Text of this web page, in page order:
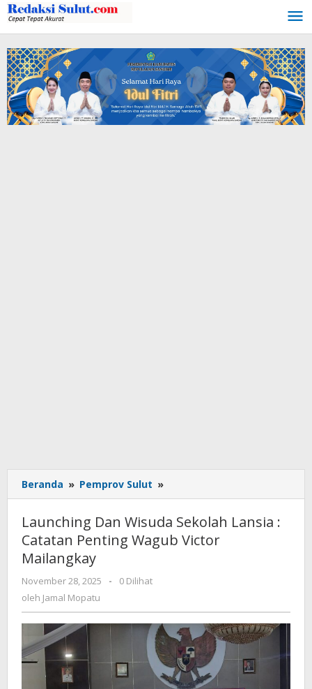
Lewati
ke
konten
Beranda » Pemprov Sulut »
Dan
Wisuda
Sekolah
Lansia
Victor
Mailangkay
Launching Dan Wisuda Sekolah Lansia :
Catatan Penting Wagub Victor
Mailangkay
November 28, 2025
oleh
-
0 Dilihat
oleh Jamal Mopatu